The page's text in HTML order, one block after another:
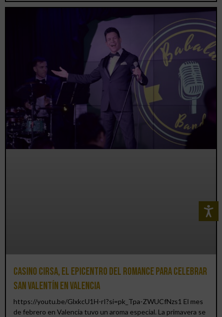
Casino CIRSA, el epicentro del romance para celebrar
San Valentín en Valencia
https://youtu.be/GlxkcU1H-rI?si=pk_Tpa-ZWUCfNzs1 El mes
de febrero en Valencia tuvo un aroma especial. La primavera se